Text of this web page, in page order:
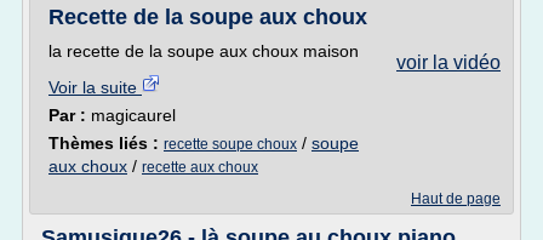
Recette de la soupe aux choux
voir la vidéo
la recette de la soupe aux choux maison
Voir la suite
Par : magicaurel
Thèmes liés : recette soupe choux / soupe
aux choux / recette aux choux
Haut de page